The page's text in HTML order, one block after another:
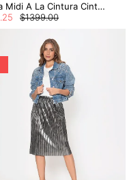
Falda Midi A La Cintura Cinturon Para Mu
$1399.00
.25